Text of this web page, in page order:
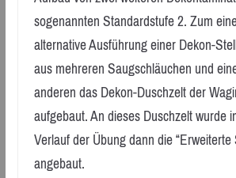
sogenannten Standardstufe 2. Zum
alternative Ausführung einer Dekon-
aus mehreren Saugschläuchen und
anderen das Dekon-Duschzelt der
aufgebaut. An dieses Duschzelt wurde
Verlauf der Übung dann die “Erweiterte
angebaut.